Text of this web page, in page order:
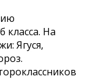
класса. На
Ягуся,